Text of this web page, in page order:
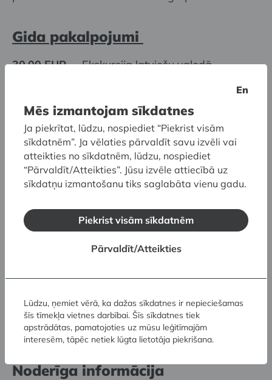
Gida pakalpojumi
30,00 EUREkskursija latviešu valodā
Gida pakalpojumus lūdzam pieteikt vismaz 2–3
nedēļas iepriekš:
T: (+371) 67 324 461
E:ekskursijas@lnmm.gov.lv
dokumentu, ieejas biļetes cena piemērojama
izglītojamajiem, studentiem, pensionāriem,
kurām piešķirts trūcīgas vai maznodrošinātas
Noderīga informācija
En
Mēs izmantojam sīkdatnes
Ja piekrītat, lūdzu, nospiediet “Piekrist visām
sīkdatnēm”. Ja vēlaties pārvaldīt savu izvēli vai
atteikties no sīkdatnēm, lūdzu, nospiediet
“Pārvaldīt/Atteikties”. Jūsu izvēle attiecībā uz
sīkdatņu izmantošanu tiks saglabāta vienu gadu.
Piekrist visām sīkdatnēm
Pārvaldīt/Atteikties
Lūdzu, ņemiet vērā, ka dažas sīkdatnes ir nepieciešamas
šīs tīmekļa vietnes darbībai. Šīs sīkdatnes tiek
apstrādātas, pamatojoties uz mūsu leģitīmajām
interesēm, tāpēc netiek lūgta lietotāja piekrišana.